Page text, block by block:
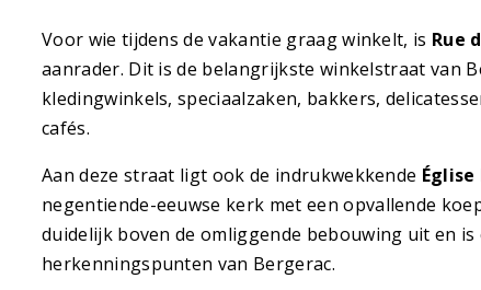
Voor wie tijdens de vakantie graag winkelt, is Rue
aanrader. Dit is de belangrijkste winkelstraat van
kledingwinkels, speciaalzaken, bakkers,
cafés.
Aan deze straat ligt ook de indrukwekkende
negentiende-eeuwse kerk met een opvallende
duidelijk boven de omliggende bebouwing uit en is
herkenningspunten van Bergerac.